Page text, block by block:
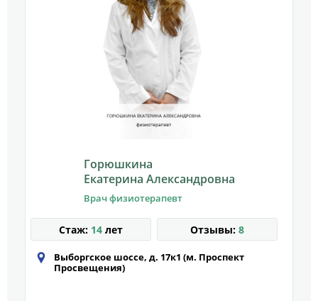
Горюшкина
Екатерина Александровна
Врач физиотерапевт
Стаж: 14лет Отзывы: 8
Выборгское шоссе, д. 17к1 (м. Проспект
Просвещения)